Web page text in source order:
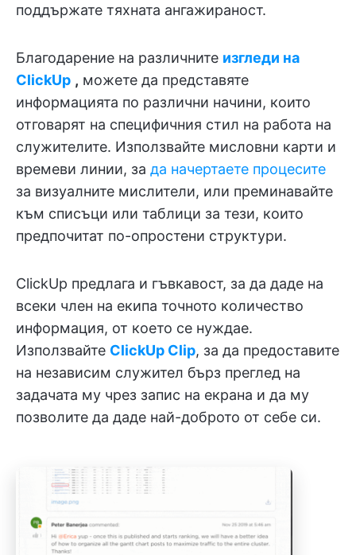
поддържате тяхната ангажираност.
Благодарение на различните изгледи на
ClickUp , можете да представяте
информацията по различни начини, които
отговарят на специфичния стил на работа на
служителите. Използвайте мисловни карти и
времеви линии, за да начертаете процесите
за визуалните мислители, или преминавайте
към списъци или таблици за тези, които
предпочитат по-опростени структури.
ClickUp предлага и гъвкавост, за да даде на
всеки член на екипа точното количество
информация, от което се нуждае.
Използвайте ClickUp Clip, за да предоставите
на независим служител бърз преглед на
задачата му чрез запис на екрана и да му
позволите да даде най-доброто от себе си.